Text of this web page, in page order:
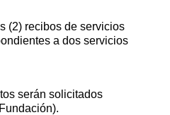
(2) recibos de servicios
a dos servicios
serán solicitados